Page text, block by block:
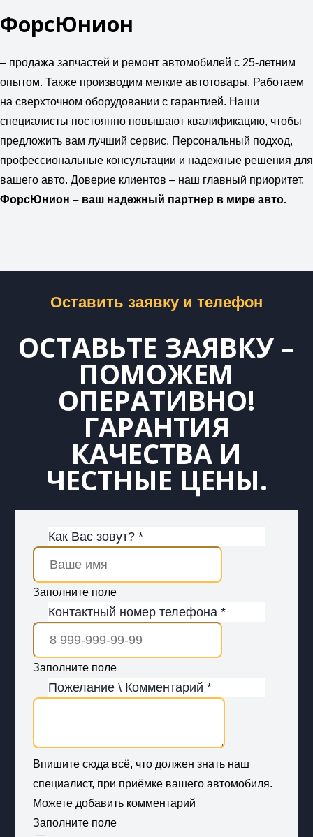
ФорсЮнион
– продажа запчастей и ремонт автомобилей с 25-летним
опытом. Также производим мелкие автотовары. Работаем
на сверхточном оборудовании с гарантией. Наши
специалисты постоянно повышают квалификацию, чтобы
предложить вам лучший сервис. Персональный подход,
профессиональные консультации и надежные решения для
вашего авто. Доверие клиентов – наш главный приоритет.
ФорсЮнион – ваш надежный партнер в мире авто.
Оставить заявку и телефон
ОСТАВЬТЕ ЗАЯВКУ –
ПОМОЖЕМ
ОПЕРАТИВНО!
ГАРАНТИЯ
КАЧЕСТВА И
ЧЕСТНЫЕ ЦЕНЫ.
Как Вас зовут? *
Заполните поле
Контактный номер телефона *
Заполните поле
Пожелание \ Комментарий *
Впишите сюда всё, что должен знать наш
специалист, при приёмке вашего автомобиля.
Можете добавить комментарий
Заполните поле